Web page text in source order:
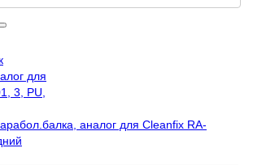
аналог для Cleanfix RA-